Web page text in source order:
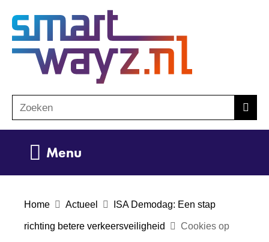
de
inhoud
o
e
Zoeken
Menu
Home Actueel ISA Demodag: Een stap
richting betere verkeersveiligheid Cookies op